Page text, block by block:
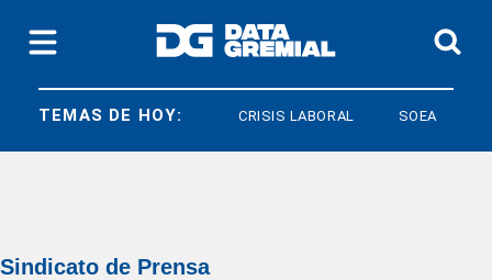
TEMAS DE HOY: CRISIS LABORAL
Sindicato de Prensa